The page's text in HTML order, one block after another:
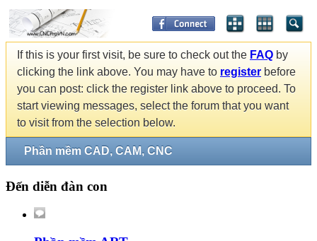
If this is your first visit, be sure to check out the FAQ by
clicking the link above. You may have to register before
you can post: click the register link above to proceed. To
start viewing messages, select the forum that you want
to visit from the selection below.
Phần mềm CAD, CAM, CNC
Đến diễn đàn con